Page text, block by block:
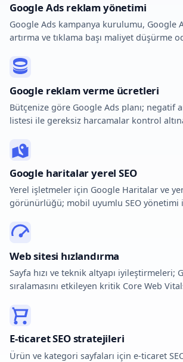
Google Ads reklam yönetimi
Google Ads kampanya kurulumu, Google
artırma ve tıklama başı maliyet düşürme
Google reklam verme ücretleri
Bütçenize göre Google Ads planı; negatif
listesi ile gereksiz harcamalar kontrol
Google haritalar yerel SEO
Yerel işletmeler için Google Haritalar ve
görünürlüğü; mobil uyumlu SEO yönetimi
Web sitesi hızlandırma
Sayfa hızı ve teknik altyapı iyileştirmeleri;
sıralamasını etkileyen kritik Core Web
E-ticaret SEO stratejileri
Ürün ve kategori sayfaları için e-ticaret